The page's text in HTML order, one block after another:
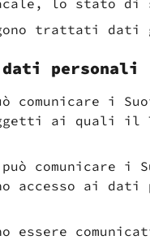
lo stato di
trattati
dati personali
comunicare i
ai quali il
accesso ai
essere